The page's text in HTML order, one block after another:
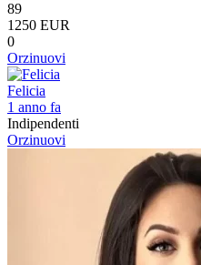
89
1250 EUR
0
Orzinuovi
Felicia
1 anno fa
Indipendenti
Orzinuovi